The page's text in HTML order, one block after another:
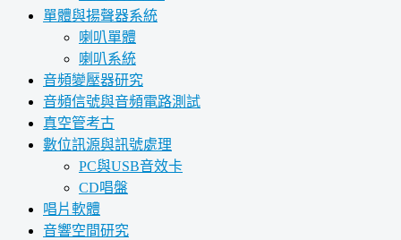
單體與揚聲器系統
喇叭單體
喇叭系統
音頻變壓器研究
音頻信號與音頻電路測試
真空管考古
數位訊源與訊號處理
PC與USB音效卡
CD唱盤
唱片軟體
音響空間研究